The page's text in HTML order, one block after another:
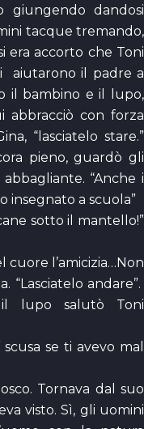
giungendo dandosi
tacque tremando,
era accorto che Toni
aiutarono il padre a
il bambino e il lupo,
abbracciò con forza
“lasciatelo stare.”
pieno, guardò gli
“Anche i
insegnato a scuola”
sotto il mantello!”
cuore l’amicizia…Non
“Lasciatelo andare”.
lupo salutò Toni
scusa se ti avevo mal
Tornava dal suo
visto. Sì, gli uomini